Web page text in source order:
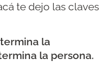
te dejo las claves
la
la persona.